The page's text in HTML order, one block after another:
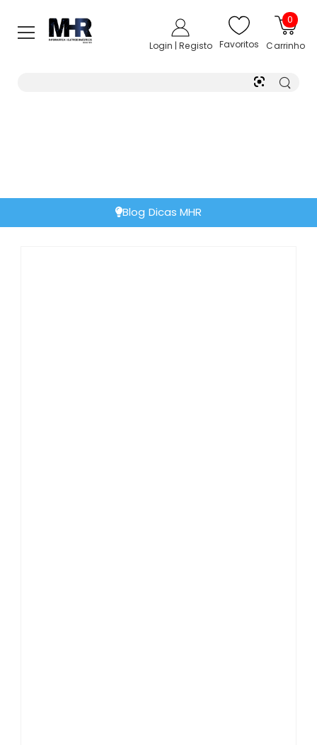
Login | Registo Favoritos
0
Carrinho
Blog Dicas MHR